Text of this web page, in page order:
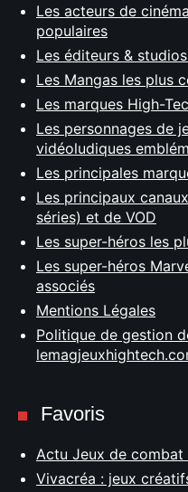
Les acteurs de
populaires
Les éditeurs &
Les Mangas les plus
Les marques High-
Les personnages de
vidéoludiques
Les principales
Les principaux
séries) et de VOD
Les super-héros les
Les super-héros
associés
Mentions Légales
Politique de gestion
Favoris
Actu Jeux de
Vivacréa : jeux